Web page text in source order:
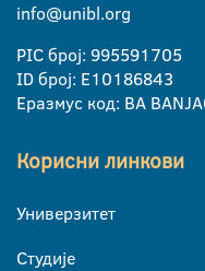
info@unibl.org
PIC број: 995591705
ID број: E10186843
Еразмус код: BA
Корисни линкови
Универзитет
Студије